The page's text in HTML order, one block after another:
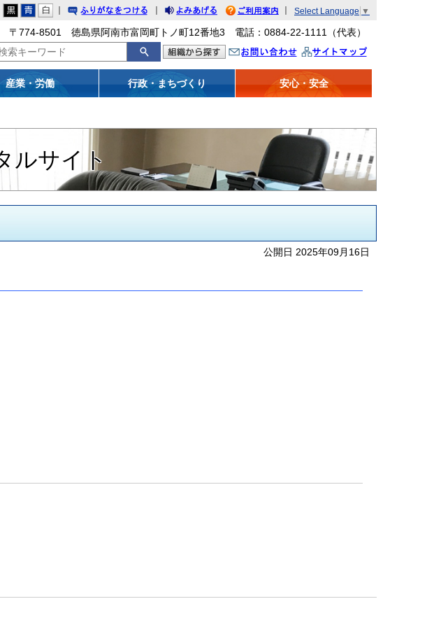
｜
りがなをつける
｜
みあげる
利用案内
｜ Select Language ▼
〒774-8501 徳島県阿南市富岡町トノ町12番地3 電話：0884-22-1111（代表）
問い合わせ イトマップ
産業・労働 行政・まちづくり 安心・安全
ルサイト
公開日 2025年09月16日